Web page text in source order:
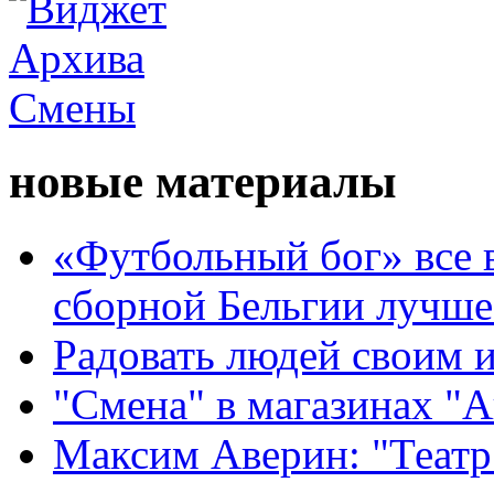
новые материалы
«Футбольный бог» все
сборной Бельгии
Радовать людей своим
"Смена" в магазинах
Максим Аверин: